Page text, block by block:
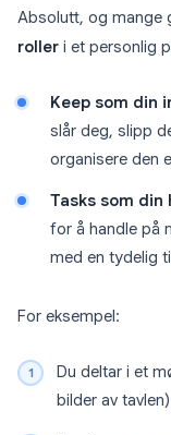
Absolutt, og mange
roller i et personlig
Keep som din
slår deg, slipp
organisere den
Tasks som
for å handle på
med en tydelig
For eksempel:
Du deltar i et
bilder av tavlen)